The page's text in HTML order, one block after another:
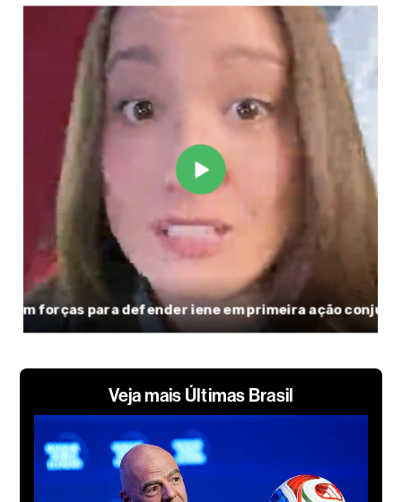
Veja mais Últimas Brasil